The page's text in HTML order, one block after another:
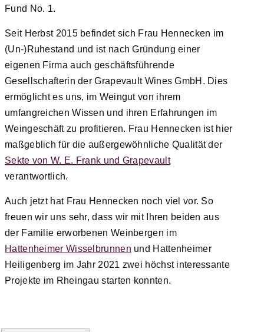
Fund No. 1.
Seit Herbst 2015 befindet sich Frau Hennecken im
(Un-)Ruhestand und ist nach Gründung einer
eigenen Firma auch geschäftsführende
Gesellschafterin der Grapevault Wines GmbH. Dies
ermöglicht es uns, im Weingut von ihrem
umfangreichen Wissen und ihren Erfahrungen im
Weingeschäft zu profitieren. Frau Hennecken ist hier
maßgeblich für die außergewöhnliche Qualität der
Sekte von W. E. Frank und Grapevault
verantwortlich.
Auch jetzt hat Frau Hennecken noch viel vor. So
freuen wir uns sehr, dass wir mit Ihren beiden aus
der Familie erworbenen Weinbergen im
Hattenheimer Wisselbrunnen und Hattenheimer
Heiligenberg im Jahr 2021 zwei höchst interessante
Projekte im Rheingau starten konnten.